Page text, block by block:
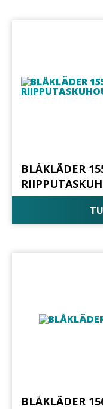
BLÅKLÄDER
BLÅKLÄDER